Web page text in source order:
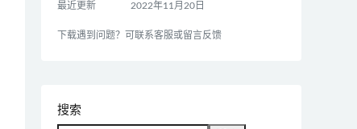
最近更新 2022年11月20日
下载遇到问题？可联系客服或留言反馈
搜索